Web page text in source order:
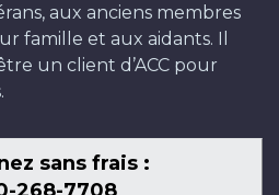
aux anciens membres
famille et aux aidants. Il
un client d’ACC pour
sans frais :
268-7708